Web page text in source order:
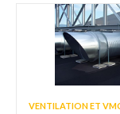
VENTILATION ET